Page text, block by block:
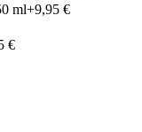
ml+9,95 €
€